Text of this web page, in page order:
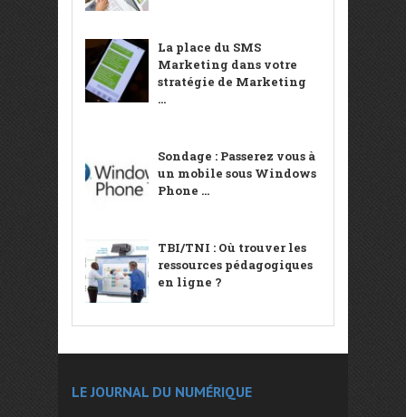
La place du SMS
Marketing dans votre
stratégie de Marketing
...
Sondage : Passerez vous à
un mobile sous Windows
Phone ...
TBI/TNI : Où trouver les
ressources pédagogiques
en ligne ?
LE JOURNAL DU NUMÉRIQUE